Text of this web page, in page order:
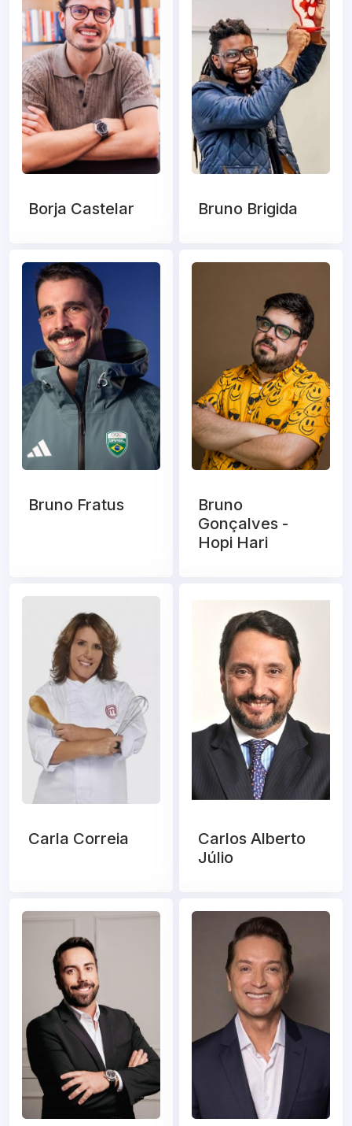
Borja Castelar Bruno Brigida
Bruno Fratus
Bruno
Gonçalves -
Hopi Hari
Carla Correia
Carlos Alberto
Júlio